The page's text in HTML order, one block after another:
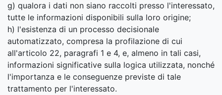
g) qualora i dati non siano raccolti presso l'interessato,
tutte le informazioni disponibili sulla loro origine;
h) l'esistenza di un processo decisionale
automatizzato, compresa la profilazione di cui
all'articolo 22, paragrafi 1 e 4, e, almeno in tali casi,
informazioni significative sulla logica utilizzata, nonché
l'importanza e le conseguenze previste di tale
trattamento per l'interessato.